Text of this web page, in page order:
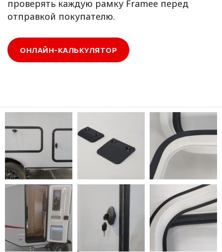
проверять каждую рамку Framee перед
отправкой покупателю.
ОНЛАЙН-КАЛЬКУЛЯТОР